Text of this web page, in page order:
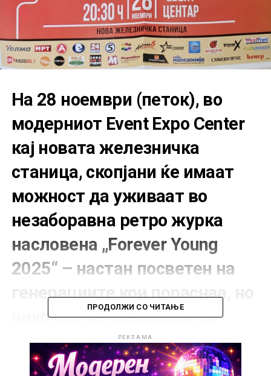
На 28 ноември (петок), во
модерниот Event Expo Center
кај новата железничка
станица, скопјани ќе имаат
можност да уживаат во
незаборавна ретро журка
насловена „Forever Young
2025“ – настан посветен на
генерациите кои пораснаа, но
никогаш не престанаа да
бидат млади во душата.
ПРОДОЛЖИ СО ЧИТАЊЕ
РЕКЛАМА